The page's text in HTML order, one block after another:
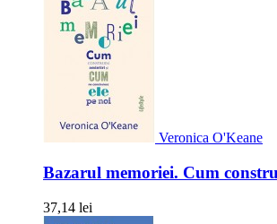
Veronica O'Keane
Bazarul memoriei. Cum
37,14 lei